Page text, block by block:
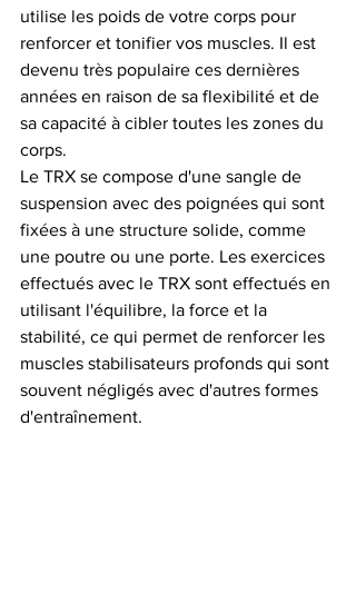
utilise les poids de votre corps pour
renforcer et tonifier vos muscles. Il est
devenu très populaire ces dernières
années en raison de sa flexibilité et de
sa capacité à cibler toutes les zones du
corps.
Le TRX se compose d'une sangle de
suspension avec des poignées qui sont
fixées à une structure solide, comme
une poutre ou une porte. Les exercices
effectués avec le TRX sont effectués en
utilisant l'équilibre, la force et la
stabilité, ce qui permet de renforcer les
muscles stabilisateurs profonds qui sont
souvent négligés avec d'autres formes
d'entraînement.